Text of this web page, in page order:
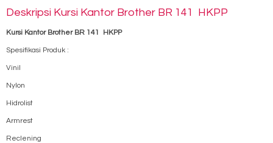
Deskripsi Kursi Kantor Brother BR 141 HKPP
Kursi Kantor Brother BR 141 HKPP
Spesifikasi Produk :
Vinil
Nylon
Hidrolist
Armrest
Reclening